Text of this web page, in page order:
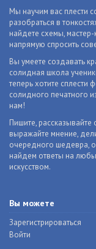
Мы научим вас плести
разобраться в
найдете схемы,
напрямую спросить
Вы умеете создавать
солидная школа
теперь хотите сплести
солидного печатного
нам!
Пишите, рассказывайте
выражайте мнение,
очередного шедевра,
найдем ответы на
искусством.
Вы можете
Зарегистрироваться
Войти